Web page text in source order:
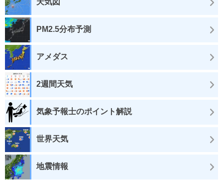
天気図
PM2.5分布予測
アメダス
2週間天気
気象予報士のポイント解説
世界天気
地震情報